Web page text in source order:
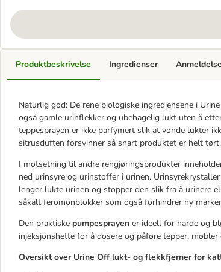
Produktbeskrivelse
Naturlig god: De rene biologiske ingrediensene i
også gamle urinflekker og ubehagelig lukt uten å
teppesprayen er ikke parfymert slik at vonde lukter
sitrusduften forsvinner så snart produktet er helt tørt.
I motsetning til andre rengjøringsprodukter
ned urinsyre og urinstoffer i urinen.
lenger lukte urinen og stopper den slik fra å urinere
såkalt feromonblokker som også forhindrer ny
Den praktiske pumpesprayen er ideell for harde og
injeksjonshette for å dosere og påføre tepper, møbler
Oversikt over Urine Off lukt- og flekkfjerner for
Ingredienser